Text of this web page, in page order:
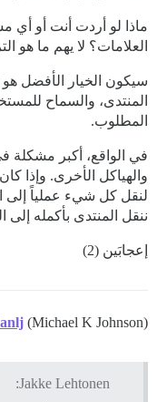
ماذا لو أردت أنت أو
العلامات؟ لا يهم ما هو
سيكون الخيار الأفضل
المنتدى، والسماح
المطلوب.
في الواقع، أكبر مشكلة
والهياكل الأخرى. وإذا
لنقل كل شيء عملياً إلى
ننقل المنتدى بأكمله إلى
إعجابَين (2)
(Michael K Johnson)
Jakke Lehtonen: